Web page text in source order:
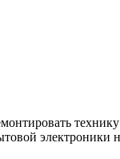
электроники